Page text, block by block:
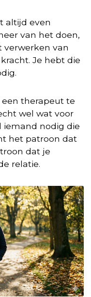
altijd even
van het doen,
verwerken van
Je hebt die
therapeut te
wel wat voor
iemand nodig die
het patroon dat
dat je
relatie.